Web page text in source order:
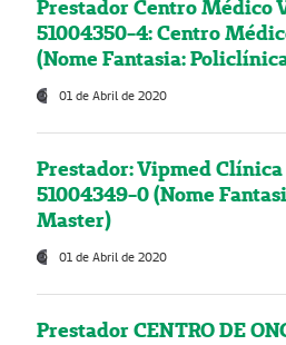
Prestador Centro Médico
51004350-4: Centro
(Nome Fantasia:
01 de Abril de 2020
Prestador: Vipmed
51004349-0 (Nome
Master)
01 de Abril de 2020
Prestador CENTRO DE